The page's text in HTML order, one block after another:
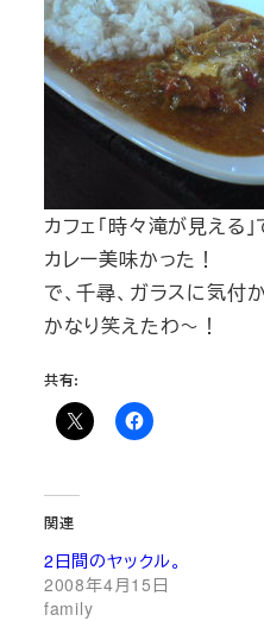
カフェ「時々滝が見える」
カレー美味かった！
で、千尋、ガラスに気付
かなり笑えたわ～！
共有:
関連
2日間のヤックル。
2008年4月15日
family